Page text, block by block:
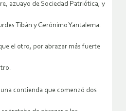
azuayo de Sociedad Patriótica, y
Tibán y Gerónimo Yantalema.
el otro, por abrazar más fuerte
contienda que comenzó dos